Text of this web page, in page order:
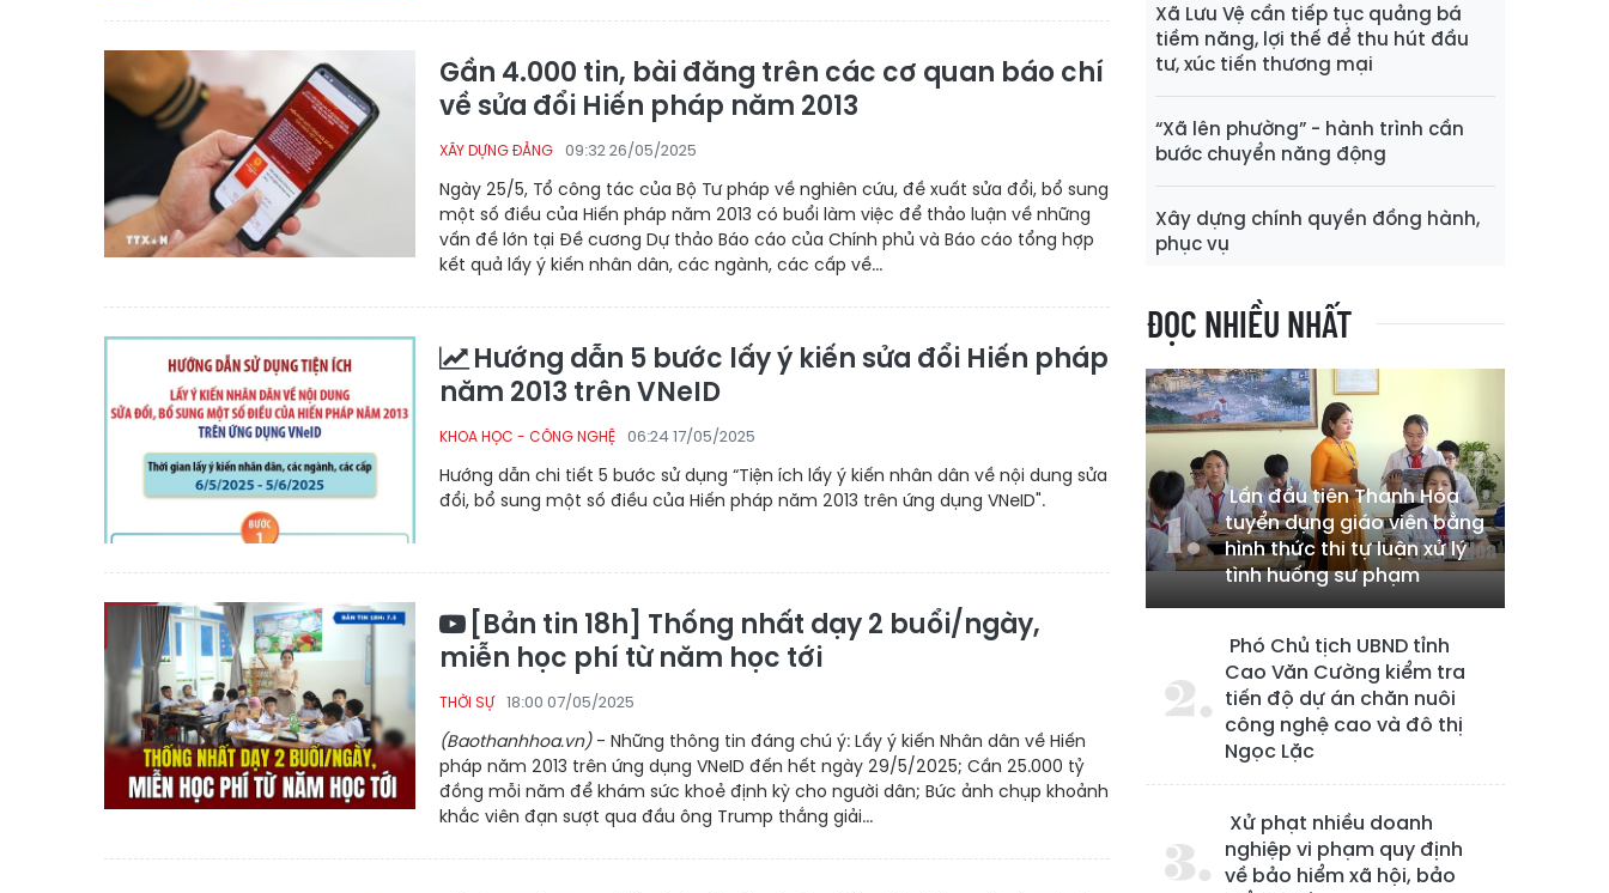
Gần 4.000 tin, bài đăng trên các cơ quan báo chí
về sửa đổi Hiến pháp năm 2013
XÂY DỰNG ĐẢNG 09:32 26/05/2025
Ngày 25/5, Tổ công tác của Bộ Tư pháp về nghiên cứu, đề xuất sửa đổi, bổ sung
một số điều của Hiến pháp năm 2013 có buổi làm việc để thảo luận về những
vấn đề lớn tại Đề cương Dự thảo Báo cáo của Chính phủ và Báo cáo tổng hợp
kết quả lấy ý kiến nhân dân, các ngành, các cấp về...
Hướng dẫn 5 bước lấy ý kiến sửa đổi Hiến pháp
năm 2013 trên VNeID
KHOA HỌC - CÔNG NGHỆ 06:24 17/05/2025
Hướng dẫn chi tiết 5 bước sử dụng “Tiện ích lấy ý kiến nhân dân về nội dung sửa
đổi, bổ sung một số điều của Hiến pháp năm 2013 trên ứng dụng VNeID".
[Bản tin 18h] Thống nhất dạy 2 buổi/ngày,
miễn học phí từ năm học tới
THỜI SỰ 18:00 07/05/2025
(Baothanhhoa.vn)- Những thông tin đáng chú ý: Lấy ý kiến Nhân dân về Hiến
pháp năm 2013 trên ứng dụng VNeID đến hết ngày 29/5/2025; Cần 25.000 tỷ
đồng mỗi năm để khám sức khoẻ định kỳ cho người dân; Bức ảnh chụp khoảnh
khắc viên đạn sượt qua đầu ông Trump thắng giải...
Xã Lưu Vệ cần tiếp tục quảng bá
tiềm năng, lợi thế để thu hút đầu
tư, xúc tiến thương mại
“Xã lên phường” - hành trình cần
bước chuyển năng động
Xây dựng chính quyền đồng hành,
phục vụ
ĐỌC NHIỀU NHẤT
Lần đầu tiên Thanh Hóa
tuyển dụng giáo viên bằng
hình thức thi tự luận xử lý
tình huống sư phạm
Phó Chủ tịch UBND tỉnh
Cao Văn Cường kiểm tra
tiến độ dự án chăn nuôi
công nghệ cao và đô thị
Ngọc Lặc
Xử phạt nhiều doanh
nghiệp vi phạm quy định
về bảo hiểm xã hội, bảo